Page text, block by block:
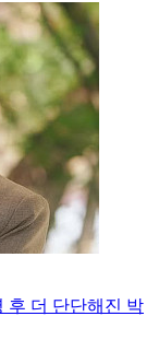
후 더 단단해진 박